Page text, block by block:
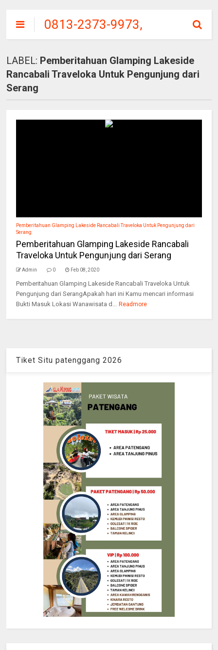
0813-2373-9973,
SITU
PATENGGANG
CIWIDEY, HARGA
LABEL: Pemberitahuan Glamping Lakeside
Rancabali Traveloka Untuk Pengunjung dari
Serang
Pemberitahuan Glamping Lakeside Rancabali Traveloka Untuk Pengunjung dari
Serang
Pemberitahuan Glamping Lakeside Rancabali
Traveloka Untuk Pengunjung dari Serang
Admin 0 Feb 08, 2020
Pemberitahuan Glamping Lakeside Rancabali Traveloka Untuk
Pengunjung dari SerangApakah hari ini Kamu mencari informasi
Bukti Masuk Lokasi Wanawisata d... Readmore
Tiket Situ patenggang 2026